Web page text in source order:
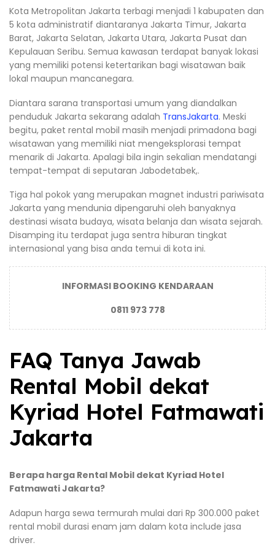
Kota Metropolitan Jakarta terbagi menjadi 1 kabupaten dan
5 kota administratif diantaranya Jakarta Timur, Jakarta
Barat, Jakarta Selatan, Jakarta Utara, Jakarta Pusat dan
Kepulauan Seribu. Semua kawasan terdapat banyak lokasi
yang memiliki potensi ketertarikan bagi wisatawan baik
lokal maupun mancanegara.
Diantara sarana transportasi umum yang diandalkan
penduduk Jakarta sekarang adalah TransJakarta. Meski
begitu, paket rental mobil masih menjadi primadona bagi
wisatawan yang memiliki niat mengeksplorasi tempat
menarik di Jakarta. Apalagi bila ingin sekalian mendatangi
tempat-tempat di seputaran Jabodetabek,.
Tiga hal pokok yang merupakan magnet industri pariwisata
Jakarta yang mendunia dipengaruhi oleh banyaknya
destinasi wisata budaya, wisata belanja dan wisata sejarah.
Disamping itu terdapat juga sentra hiburan tingkat
internasional yang bisa anda temui di kota ini.
INFORMASI BOOKING KENDARAAN
0811 973 778
FAQ Tanya Jawab
Rental Mobil dekat
Kyriad Hotel Fatmawati
Jakarta
Berapa harga Rental Mobil dekat Kyriad Hotel
Fatmawati Jakarta?
Adapun harga sewa termurah mulai dari Rp 300.000 paket
rental mobil durasi enam jam dalam kota include jasa
driver.